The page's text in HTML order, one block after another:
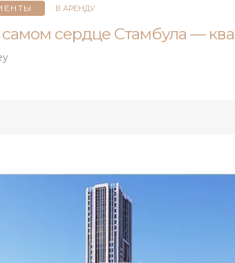
В АРЕНДУ
сердце Стамбула —